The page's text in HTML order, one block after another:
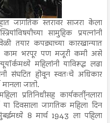
जागतिक स्तरावर साजरा केला
सामुहिक प्रयत्नांनी
तयार कपड्याच्या कारखान्यात
काम भरपूर पण मजूरी कमी असे
महिलांनी याविरूद्ध लढा
संघटित होवून स्वतःचे अधिकार
जातो.
प्रतिनिधीसह कार्यकर्ती्नलारा
दिवसाला जागतिक महिला दिन
8 मार्च 1943 ला पहिला